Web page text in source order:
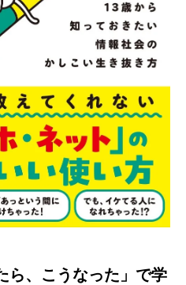
ら、こうなった」で学